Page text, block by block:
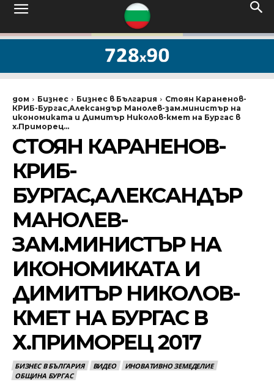
дом Бизнес Бизнес в България
Стоян Караненов-
КРИБ-Бургас,Александър Манолев-зам.министър на
икономиката и Димитър Николов-кмет на Бургас в
х.Приморец...
СТОЯН КАРАНЕНОВ-
КРИБ-
БУРГАС,АЛЕКСАНДЪР
МАНОЛЕВ-
ЗАМ.МИНИСТЪР НА
ИКОНОМИКАТА И
ДИМИТЪР НИКОЛОВ-
КМЕТ НА БУРГАС В
Х.ПРИМОРЕЦ 2017
БИЗНЕС В БЪЛГАРИЯ ВИДЕО
ИНОВАТИВНО ЗЕМЕДЕЛИЕ
ОБЩИНА БУРГАС